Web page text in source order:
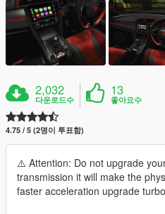
2,032
다운로드수
13
좋아요수
4.75 / 5 (2명이 투표함)
⚠️ Attention: Do not upgrade
transmission it will make the
faster acceleration upgrade